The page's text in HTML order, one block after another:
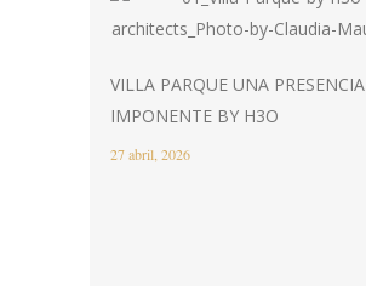
VILLA PARQUE UNA PRESENCIA
IMPONENTE BY H3O
27 abril, 2026